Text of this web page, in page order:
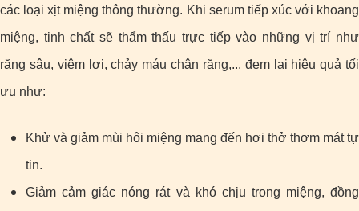
các loại xịt miệng thông thường. Khi serum tiếp xúc với khoang
miệng, tinh chất sẽ thẩm thấu trực tiếp vào những vị trí như
răng sâu, viêm lợi, chảy máu chân răng,... đem lại hiệu quả tối
ưu như:
Khử và giảm mùi hôi miệng mang đến hơi thở thơm mát tự
tin.
Giảm cảm giác nóng rát và khó chịu trong miệng, đồng